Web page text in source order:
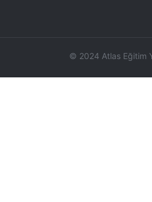
© 2024 Atlas Eğitim